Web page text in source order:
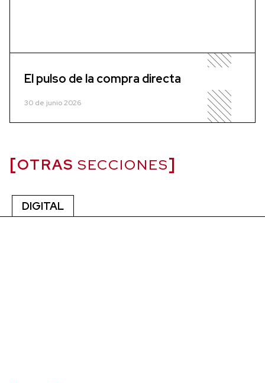
El pulso de la compra directa
30 de junio 2026
OTRAS SECCIONES
DIGITAL